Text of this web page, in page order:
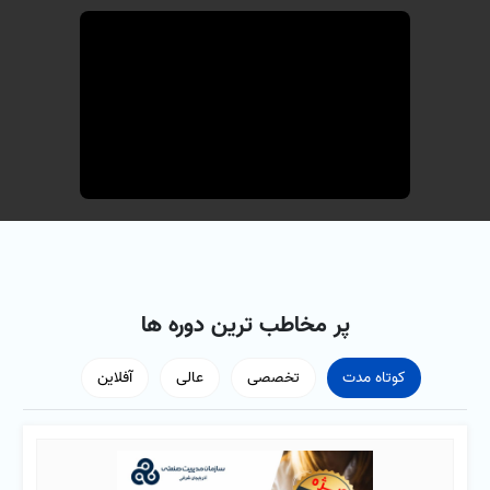
پر مخاطب ترین دوره ها
کوتاه مدت تخصصی عالی آفلاین